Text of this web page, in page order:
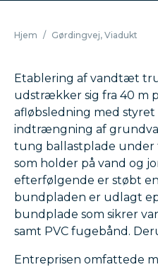
Hjem / Gørdingvej, Viadukt
Etablering af vandtæt
udstrækker sig fra 40 m
afløbsledning med
indtrængning af
tung ballastplade under
som holder på vand og
efterfølgende er støbt
bundpladen er udlagt
bundplade som sikrer
samt PVC fugebånd.
Entreprisen omfattede